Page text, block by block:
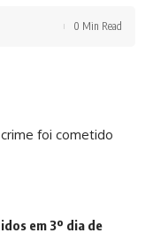
0 Min Read
foi cometido
em 3º dia de